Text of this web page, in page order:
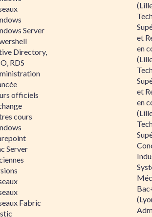
Server
Directory,
RDS
officiels
cours
Server
Fabric
et
en
et
en